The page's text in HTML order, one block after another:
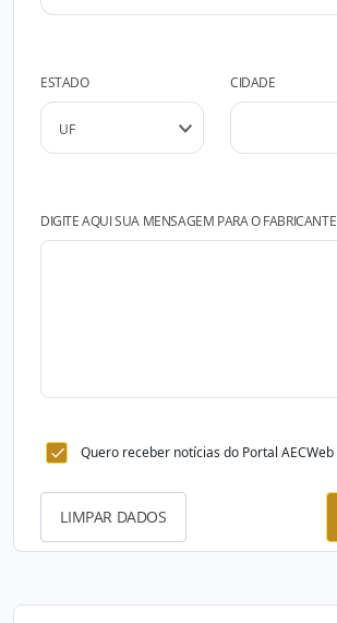
ESTADO CIDADE
DIGITE AQUI SUA MENSAGEM PARA O FABRICANTE
Quero receber notícias do Portal AECWeb
LIMPAR DADOS